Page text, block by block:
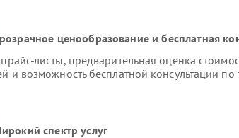
ценообразование и бесплатная
листы, предварительная оценка
и возможность бесплатной консультации
спектр услуг